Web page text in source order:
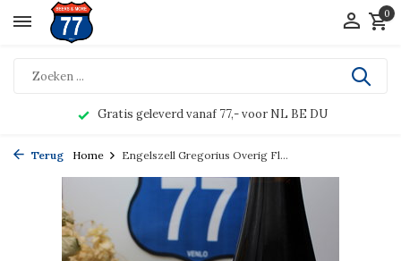
0
Gratis geleverd vanaf 77,- voor NL BE DU
Terug Home Engelszell Gregorius Overig Fl...